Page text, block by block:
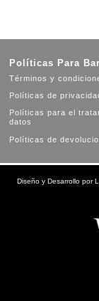
Políticas Para
Términos y
Políticas de
Políticas para el
datos
Políticas de
Diseño y Desarrollo por